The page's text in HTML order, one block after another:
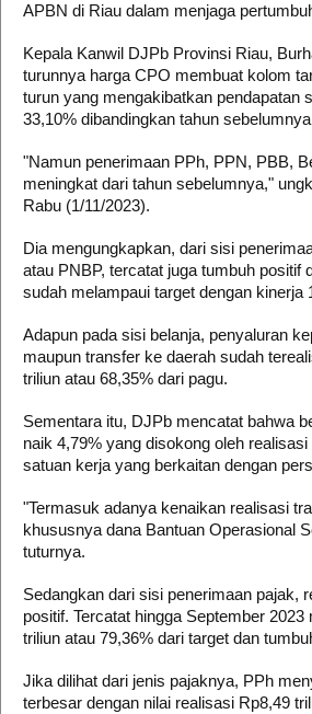
APBN di Riau dalam menjaga
Kepala Kanwil DJPb Provinsi Riau,
turunnya harga CPO membuat kolom
turun yang mengakibatkan pendapatan
33,10% dibandingkan tahun
"Namun penerimaan PPh, PPN, PBB,
meningkat dari tahun sebelumnya,"
Rabu (1/11/2023).
Dia mengungkapkan, dari sisi
atau PNBP, tercatat juga tumbuh positif
sudah melampaui target dengan kinerja
Adapun pada sisi belanja, penyaluran
maupun transfer ke daerah sudah
triliun atau 68,35% dari pagu.
Sementara itu, DJPb mencatat bahwa
naik 4,79% yang disokong oleh
satuan kerja yang berkaitan dengan
"Termasuk adanya kenaikan realisasi
khususnya dana Bantuan Operasional
tuturnya.
Sedangkan dari sisi penerimaan pajak,
positif. Tercatat hingga September
triliun atau 79,36% dari target dan
Jika dilihat dari jenis pajaknya, PPh
terbesar dengan nilai realisasi Rp8,49